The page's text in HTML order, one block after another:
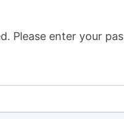
Please enter your